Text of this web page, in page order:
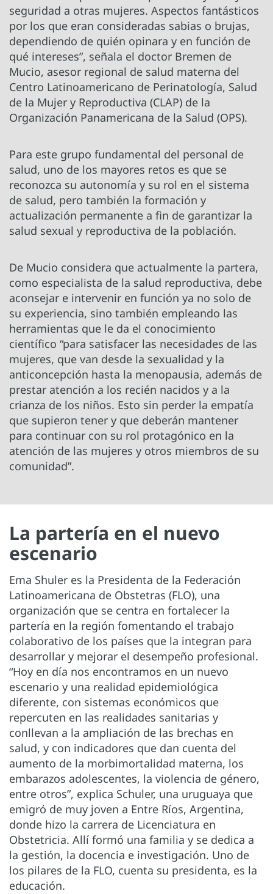
seguridad a otras mujeres. Aspectos fantásticos
por los que eran consideradas sabias o brujas,
dependiendo de quién opinara y en función de
qué intereses”, señala el doctor Bremen de
Mucio, asesor regional de salud materna del
Centro Latinoamericano de Perinatología, Salud
de la Mujer y Reproductiva (CLAP) de la
Organización Panamericana de la Salud (OPS).
Para este grupo fundamental del personal de
salud, uno de los mayores retos es que se
reconozca su autonomía y su rol en el sistema
de salud, pero también la formación y
actualización permanente a fin de garantizar la
salud sexual y reproductiva de la población.
De Mucio considera que actualmente la partera,
como especialista de la salud reproductiva, debe
aconsejar e intervenir en función ya no solo de
su experiencia, sino también empleando las
herramientas que le da el conocimiento
científico “para satisfacer las necesidades de las
mujeres, que van desde la sexualidad y la
anticoncepción hasta la menopausia, además de
prestar atención a los recién nacidos y a la
crianza de los niños. Esto sin perder la empatía
que supieron tener y que deberán mantener
para continuar con su rol protagónico en la
atención de las mujeres y otros miembros de su
comunidad”.
La partería en el nuevo
escenario
Ema Shuler es la Presidenta de la Federación
Latinoamericana de Obstetras (FLO), una
organización que se centra en fortalecer la
partería en la región fomentando el trabajo
colaborativo de los países que la integran para
desarrollar y mejorar el desempeño profesional.
“Hoy en día nos encontramos en un nuevo
escenario y una realidad epidemiológica
diferente, con sistemas económicos que
repercuten en las realidades sanitarias y
conllevan a la ampliación de las brechas en
salud, y con indicadores que dan cuenta del
aumento de la morbimortalidad materna, los
embarazos adolescentes, la violencia de género,
entre otros”, explica Schuler, una uruguaya que
emigró de muy joven a Entre Ríos, Argentina,
donde hizo la carrera de Licenciatura en
Obstetricia. Allí formó una familia y se dedica a
la gestión, la docencia e investigación. Uno de
los pilares de la FLO, cuenta su presidenta, es la
educación.